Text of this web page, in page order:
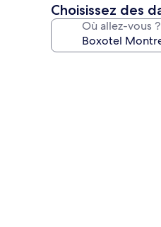
Choisissez des
Où allez-vous ?